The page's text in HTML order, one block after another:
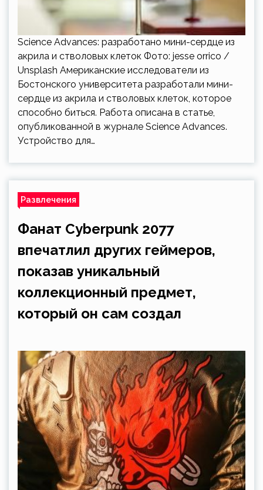
Science Advances: разработано мини-сердце из
акрила и стволовых клеток Фото: jesse orrico /
Unsplash Американские исследователи из
Бостонского университета разработали мини-
сердце из акрила и стволовых клеток, которое
способно биться. Работа описана в статье,
опубликованной в журнале Science Advances.
Устройство для…
Развлечения
Фанат Cyberpunk 2077
впечатлил других геймеров,
показав уникальный
коллекционный предмет,
который он сам создал